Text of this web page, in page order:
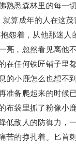
熟悉森林里的每一
就算成年的人在这
抱怨着，从他那迷
，忽然看见离他不
在任何铁匠铺子里
的小鹿怎么也想不
准备爬起来的时候
布袋里抓了粉像小
低敌人的防御力，
苦的挣扎着。匕首